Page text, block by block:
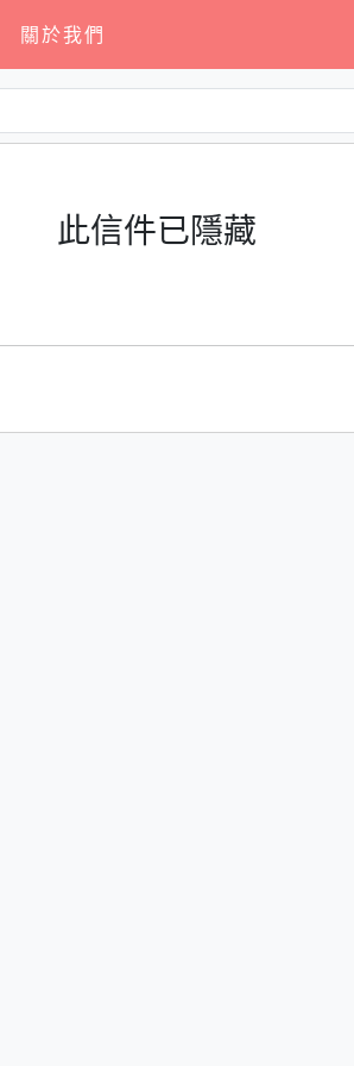
關於我們
此信件已隱藏